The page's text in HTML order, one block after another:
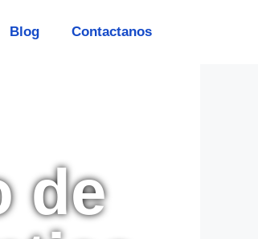
Blog Contactanos
de